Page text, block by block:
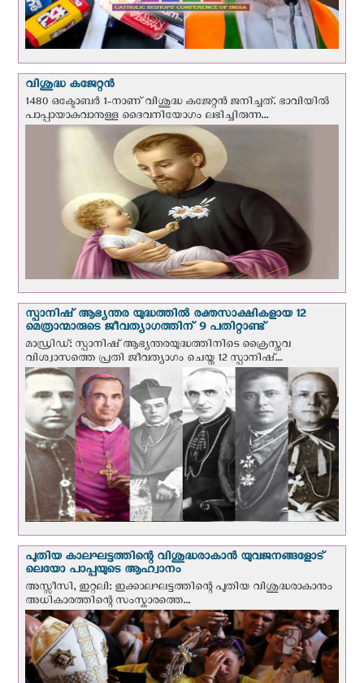
വിശുദ്ധ കജേറ്റന്‍
1480 ഒക്ടോബര്‍ 1-നാണ് വിശുദ്ധ കജേറ്റന്‍ ജനിച്ചത്. ഭാവിയില്‍
പാപ്പായാകുവാനുള്ള ദൈവനിയോഗം ലഭിച്ചിരുന്ന...
സ്പാനിഷ് ആഭ്യന്തര യുദ്ധത്തില്‍ രക്തസാക്ഷികളായ 12
മെത്രാന്മാരുടെ ജീവത്യാഗത്തിന് 9 പതിറ്റാണ്ട്
മാഡ്രിഡ്: സ്പാനിഷ് ആഭ്യന്തരയുദ്ധത്തിനിടെ ക്രൈസ്തവ
വിശ്വാസത്തെ പ്രതി ജീവത്യാഗം ചെയ്ത 12 സ്പാനിഷ്...
പുതിയ കാലഘട്ടത്തിന്റെ വിശുദ്ധരാകാന്‍ യുവജനങ്ങളോട്
ലെയോ പാപ്പയുടെ ആഹ്വാനം
അസ്സീസി, ഇറ്റലി: ഇക്കാലഘട്ടത്തിന്റെ പുതിയ വിശുദ്ധരാകാനും
അധികാരത്തിന്റെ സംസ്കാരത്തെ...